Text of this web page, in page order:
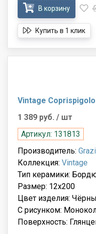
В корзину
Купить в 1 клик
Vintage Coprispigolo
1 389 руб. / шт
Артикул: 131813
Производитель:
Коллекция: Vintage
Тип керамики:
Размер: 12x200
Цвет изделия:
С рисунком:
Поверхность: